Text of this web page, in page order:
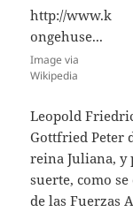
Image via
Wikipedia
Leopold
Gottfried Peter
reina Juliana, y
suerte, como
de las Fuerzas